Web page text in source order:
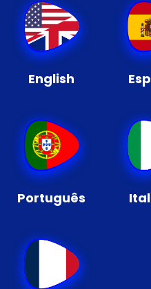
English
Português